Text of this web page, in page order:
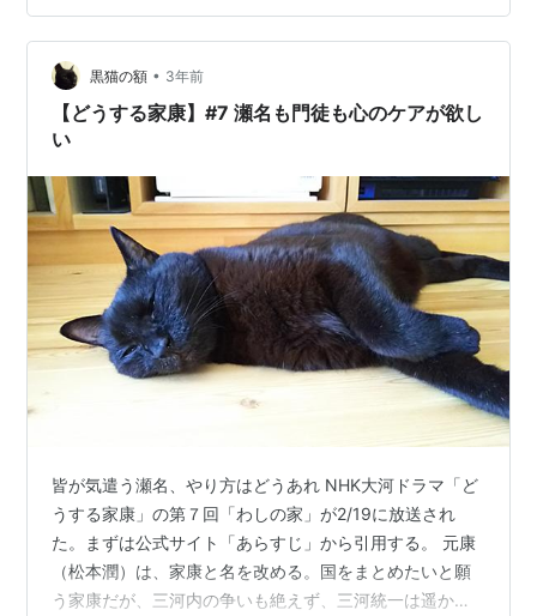
久 古川琴音・千代 井頭愛海・お玉 松山ケンイチ・本多
正信 山田孝之・服部半蔵 松重…
黒猫の額 • 3年前
【どうする家康】#7 瀬名も門徒も心のケアが欲し
い
皆が気遣う瀬名、やり方はどうあれ NHK大河ドラマ「ど
うする家康」の第７回「わしの家」が2/19に放送され
た。まずは公式サイト「あらすじ」から引用する。 元康
（松本潤）は、家康と名を改める。国をまとめたいと願
う家康だが、三河内の争いも絶えず、三河統一は遥か先